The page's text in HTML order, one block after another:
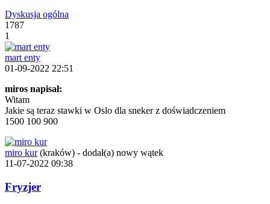
Dyskusja ogólna
1787
1
mart enty
01-09-2022 22:51
miros napisał:
Witam
Jakie są teraz stawki w Oslo dla sneker z doświadczeniem
1500 100 900
miro kur (kraków) - dodał(a) nowy wątek
11-07-2022 09:38
Fryzjer